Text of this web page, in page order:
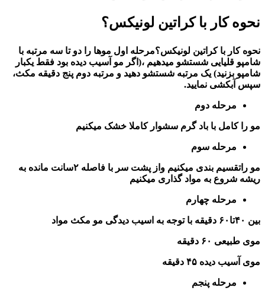
نحوه کار با کراتین لونیکس؟
نحوه کار با کراتین لونیکس؟مرحله اول موها را دو تا سه مرتبه با
شامپو قلیایی شستشو میدهیم ،(اگر مو آسیب دیده بود فقط یکبار
شامپو بزنید) یک مرتبه شستشو دهید و مرتبه دوم پنج دقیقه مکث،
سپس آبکشی نمایید.
مرحله دوم
مو را کامل با باد گرم سشوار کاملا خشک میکنیم
مرحله سوم
مو راتقسیم بندی میکنیم واز پشت سر با فاصله ٢سانت مانده به
ریشه شروع به مواد گذاری میکنیم
مرحله چهارم
بین ۴۰تا۶۰ دقیقه با توجه به اسیب دیدگی مو مکث مواد
موی طبیعی ۶۰ دقیقه
موی آسیب دیده ۴۵ دقیقه
مرحله پنجم